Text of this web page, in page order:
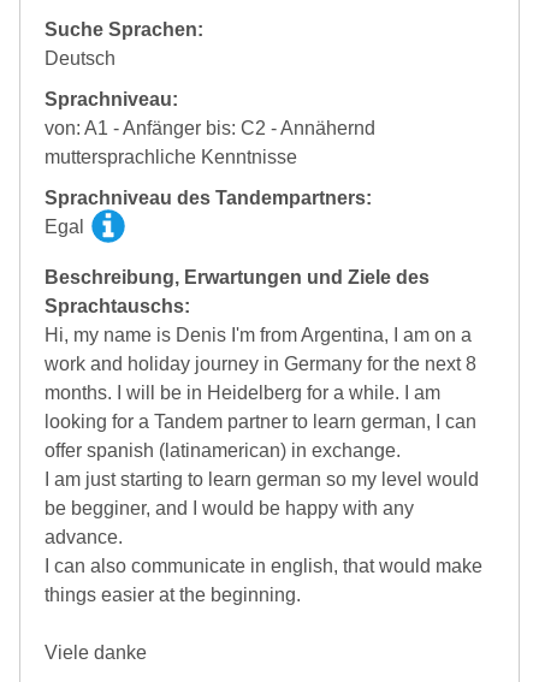
Suche Sprachen:
Deutsch
Sprachniveau:
von: A1 - Anfänger bis: C2 - Annähernd
muttersprachliche Kenntnisse
Sprachniveau des Tandempartners:
Egal
Beschreibung, Erwartungen und Ziele des
Sprachtauschs:
Hi, my name is Denis I'm from Argentina, I am on a
work and holiday journey in Germany for the next 8
months. I will be in Heidelberg for a while. I am
looking for a Tandem partner to learn german, I can
offer spanish (latinamerican) in exchange.
I am just starting to learn german so my level would
be begginer, and I would be happy with any
advance.
I can also communicate in english, that would make
things easier at the beginning.
Viele danke